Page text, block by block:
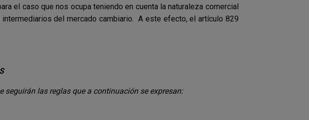
el caso que nos ocupa teniendo en cuenta la naturaleza comercial
del mercado cambiario. A este efecto, el artículo 829
seguirán las reglas que a continuación se expresan: